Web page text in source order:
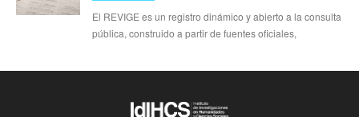
El REVIGE es un registro dinámico y abierto a la consulta
pública, construido a partir de fuentes oficiales,